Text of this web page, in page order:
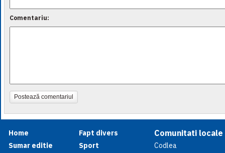
Comentariu:
Postează comentariul
Home
Sumar editie
Fapt divers
Sport
Comunitati locale
Codlea